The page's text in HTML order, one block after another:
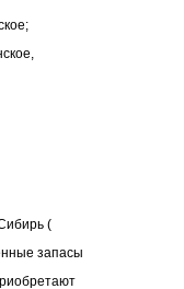
(
запасы